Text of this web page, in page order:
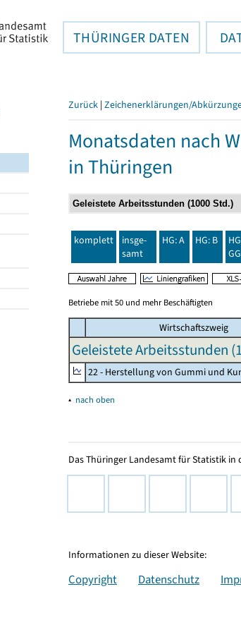
THÜRINGER DATEN
Zurück | Zeichenerklärungen/
Monatsdaten nach
in Thüringen
komplett
insge-
samt
HG: A HG: B
GG
Betriebe mit 50 und mehr Beschäftigten
Wirtschaftszweig
Geleistete Arbeitsstunden (
22 - Herstellung von Gummi und
▴ nach oben
Das Thüringer Landesamt für Statistik in
Informationen zu dieser Website:
Copyright Datenschutz